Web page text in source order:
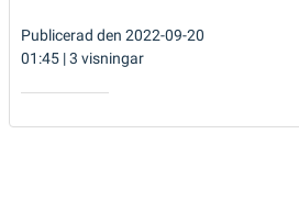
Publicerad den 2022-09-20
01:45 | 3 visningar